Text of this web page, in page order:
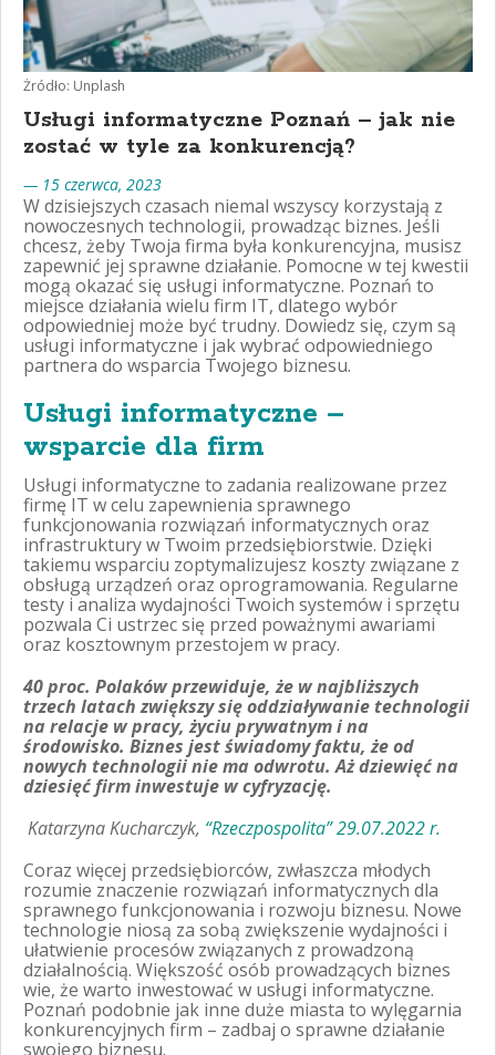
Żródło: Unplash
Usługi informatyczne Poznań – jak nie
zostać w tyle za konkurencją?
— 15 czerwca, 2023
W dzisiejszych czasach niemal wszyscy korzystają z
nowoczesnych technologii, prowadząc biznes. Jeśli
chcesz, żeby Twoja firma była konkurencyjna, musisz
zapewnić jej sprawne działanie. Pomocne w tej kwestii
mogą okazać się usługi informatyczne. Poznań to
miejsce działania wielu firm IT, dlatego wybór
odpowiedniej może być trudny. Dowiedz się, czym są
usługi informatyczne i jak wybrać odpowiedniego
partnera do wsparcia Twojego biznesu.
Usługi informatyczne –
wsparcie dla firm
Usługi informatyczne to zadania realizowane przez
firmę IT w celu zapewnienia sprawnego
funkcjonowania rozwiązań informatycznych oraz
infrastruktury w Twoim przedsiębiorstwie. Dzięki
takiemu wsparciu zoptymalizujesz koszty związane z
obsługą urządzeń oraz oprogramowania. Regularne
testy i analiza wydajności Twoich systemów i sprzętu
pozwala Ci ustrzec się przed poważnymi awariami
oraz kosztownym przestojem w pracy.
40 proc. Polaków przewiduje, że w najbliższych
trzech latach zwiększy się oddziaływanie technologii
na relacje w pracy, życiu prywatnym i na
środowisko. Biznes jest świadomy faktu, że od
nowych technologii nie ma odwrotu. Aż dziewięć na
dziesięć firm inwestuje w cyfryzację.
Katarzyna Kucharczyk, “Rzeczpospolita” 29.07.2022 r.
Coraz więcej przedsiębiorców, zwłaszcza młodych
rozumie znaczenie rozwiązań informatycznych dla
sprawnego funkcjonowania i rozwoju biznesu. Nowe
technologie niosą za sobą zwiększenie wydajności i
ułatwienie procesów związanych z prowadzoną
działalnością. Większość osób prowadzących biznes
wie, że warto inwestować w usługi informatyczne.
Poznań podobnie jak inne duże miasta to wylęgarnia
konkurencyjnych firm – zadbaj o sprawne działanie
swojego biznesu.